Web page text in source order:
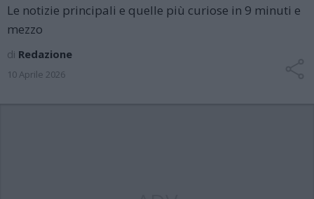
Le notizie principali e quelle più curiose in 9 minuti e
mezzo
di Redazione
10 Aprile 2026